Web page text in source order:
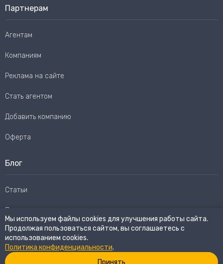
Партнерам
Агентам
Компаниям
Реклама на сайте
Стать агентом
Добавить компанию
Оферта
Блог
Статьи
Пользовательское соглашение
Карта сайта
Мы используем файлы cookies для улучшения работы сайта.
Продолжая пользоваться сайтом, вы соглашаетесь с
использованием cookies.
Политика конфиденциальности.
Принять